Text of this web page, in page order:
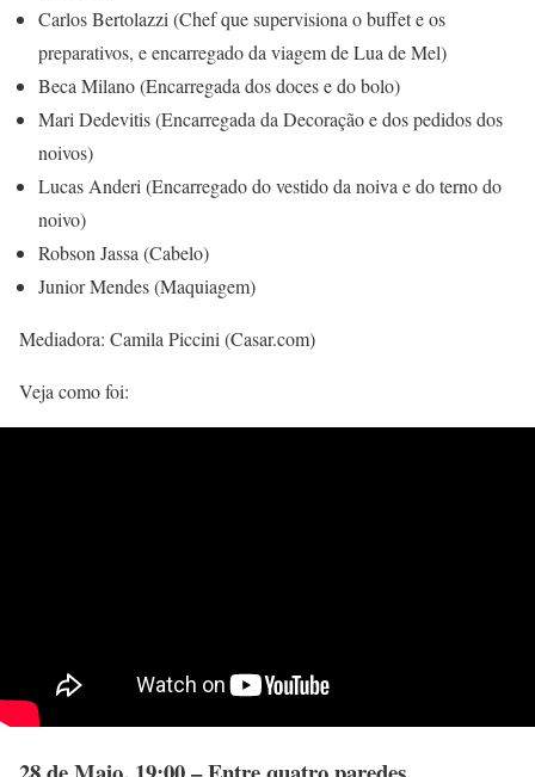
Carlos Bertolazzi (Chef que supervisiona o buffet e os
preparativos, e encarregado da viagem de Lua de Mel)
Beca Milano (Encarregada dos doces e do bolo)
Mari Dedevitis (Encarregada da Decoração e dos pedidos dos
noivos)
Lucas Anderi (Encarregado do vestido da noiva e do terno do
noivo)
Robson Jassa (Cabelo)
Junior Mendes (Maquiagem)
Mediadora: Camila Piccini (Casar.com)
Veja como foi: